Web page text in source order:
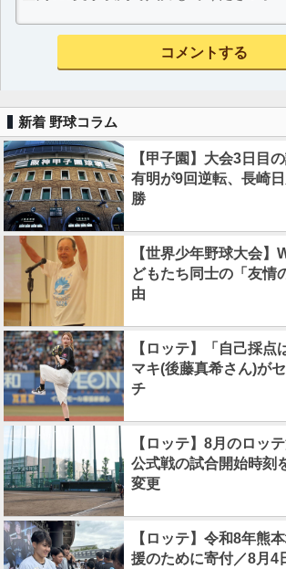
新着 野球コラム
【甲子園】大会3日目
有明が9回逆転、長崎
勝
【世界少年野球大会
どもたち同士の「友情
由
【ロッテ】「自己採点
マキ(後藤真希さん)が
チ
【ロッテ】8月のロッ
公式戦の試合開始時刻
変更
【ロッテ】令和8年熊
援のために寄付／8月4